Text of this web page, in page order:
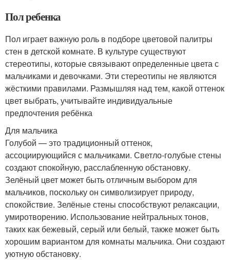
Пол ребенка
Пол играет важную роль в подборе цветовой палитры
стен в детской комнате. В культуре существуют
стереотипы, которые связывают определенные цвета с
мальчиками и девочками. Эти стереотипы не являются
жёсткими правилами. Размышляя над тем, какой оттенок
цвет выбрать, учитывайте индивидуальные
предпочтения ребёнка
Для мальчика
Голубой — это традиционный оттенок,
ассоциирующийся с мальчиками. Светло-голубые стены
создают спокойную, расслабленную обстановку.
Зелёный цвет может быть отличным выбором для
мальчиков, поскольку он символизирует природу,
спокойствие. Зелёные стены способствуют релаксации,
умиротворению. Использование нейтральных тонов,
таких как бежевый, серый или белый, также может быть
хорошим вариантом для комнаты мальчика. Они создают
уютную обстановку.